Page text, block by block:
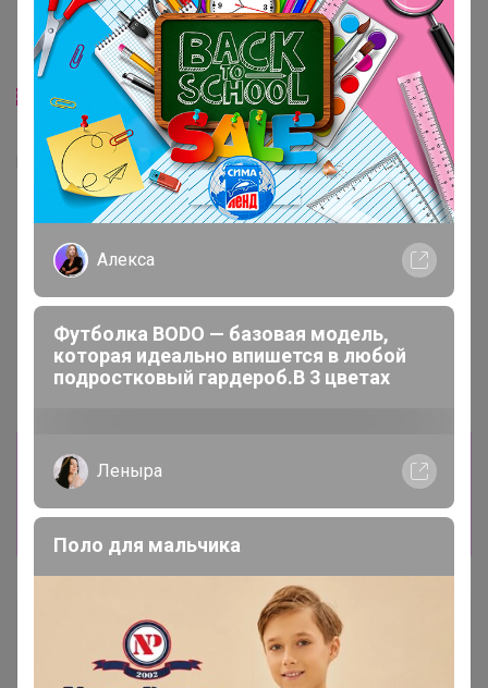
83р
Крахмал кукурузный Амилко
Хит
376р
ШОКОЛАДНЫЙ КЕЙК смесь
Информация о заказах доступна
лишь членам клуба
Артемида
Бронзовый организатор
Алекса
Футболка BODO — базовая модель,
которая идеально впишется в любой
подростковый гардероб.В 3 цветах
Леныра
Поло для мальчика